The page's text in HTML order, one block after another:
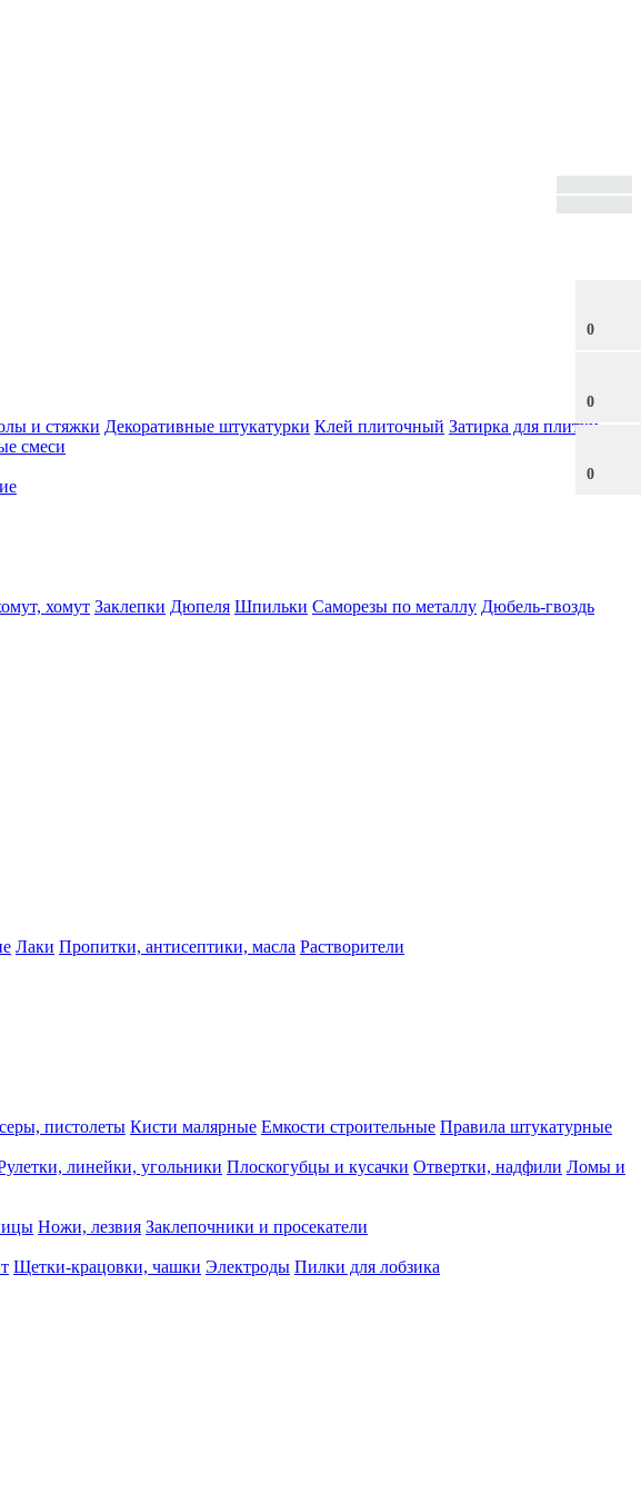
0
0
0
и стяжки Декоративные штукатурки Клей плиточный Затирка для плитки
смеси
хомут Заклепки Дюпеля Шпильки Саморезы по металлу Дюбель-гвоздь
Лаки Пропитки, антисептики, масла Растворители
пистолеты Кисти малярные Емкости строительные Правила штукатурные
линейки, угольники Плоскогубцы и кусачки Отвертки, надфили Ломы и
Ножи, лезвия Заклепочники и просекатели
Щетки-крацовки, чашки Электроды Пилки для лобзика